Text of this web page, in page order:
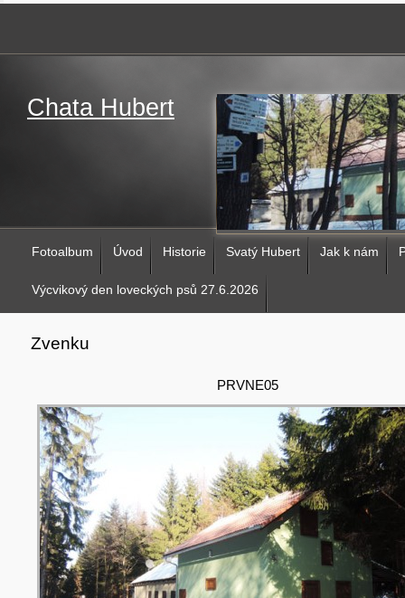
Chata Hubert
Fotoalbum Úvod Historie Svatý Hubert Jak k nám
Výcvikový den loveckých psů 27.6.2026
Zvenku
PRVNE05